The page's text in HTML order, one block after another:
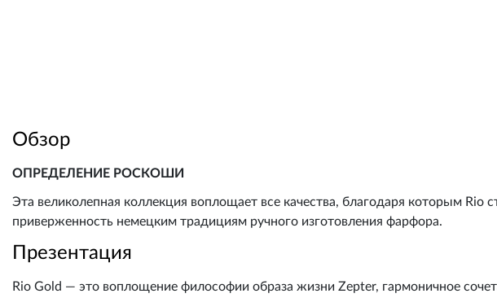
Обзор
ОПРЕДЕЛЕНИЕ РОСКОШИ
Эта великолепная коллекция воплощает все качества, благодаря которым
приверженность немецким традициям ручного изготовления фарфора.
Презентация
Rio Gold — это воплощение философии образа жизни Zepter, гармоничное